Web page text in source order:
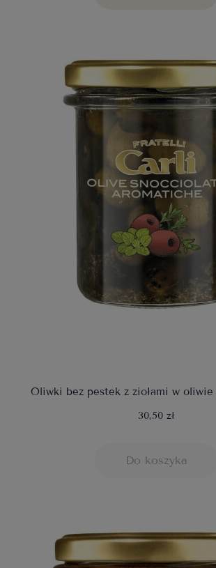
Oliwki bez pestek z ziołami w oliwie
30,50 zł
Do koszyka